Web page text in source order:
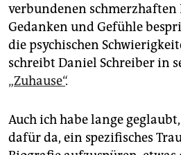
verbundenen
Gedanken und Gefühle
die psychischen
schreibt Daniel Schreiber in
„Zuhause“.
Auch ich habe lange
dafür da, ein spezifisches